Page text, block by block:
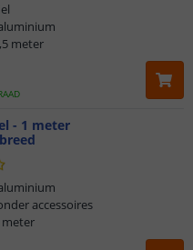
meter
- 1 meter
accessoires
meter
9.1
morgen in huis